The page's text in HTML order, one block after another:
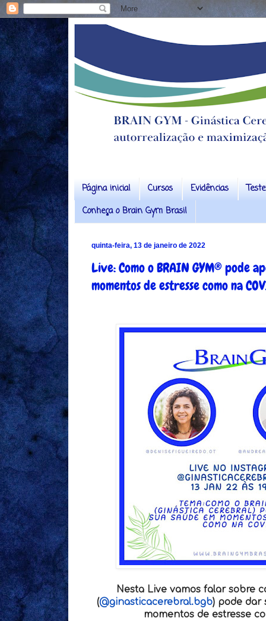
Página inicial Cursos Evidências
Conheça o Brain Gym Brasil
quinta-feira, 13 de janeiro de 2022
Live: Como o BRAIN GYM® pode
momentos de estresse como na
Nesta Live vamos falar sobre
(@ginasticacerebral.bgb) pode dar
momentos de estresse